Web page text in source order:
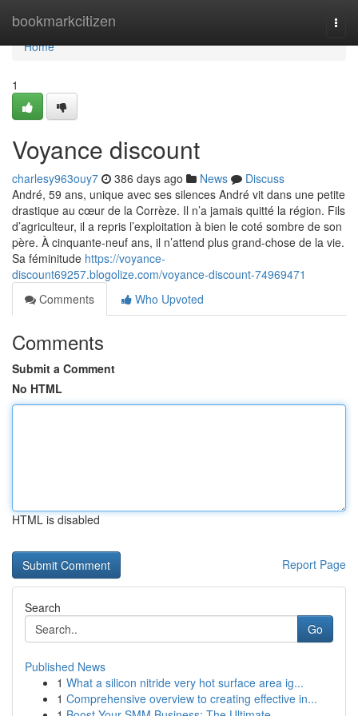
bookmarkcitizen
Home
Home
1
Voyance discount
charlesy963ouy7 386 days ago News
Discuss
André, 59 ans, unique avec ses silences André vit dans une petite
drastique au cœur de la Corrèze. Il n’a jamais quitté la région. Fils
d’agriculteur, il a repris l’exploitation à bien le coté sombre de son
père. À cinquante-neuf ans, il n’attend plus grand-chose de la vie.
Sa féminitude https://voyance-
discount69257.blogolize.com/voyance-discount-74969471
Comments
Who Upvoted
Comments
Submit a Comment
No HTML
HTML is disabled
Report Page
Search
Go
Published News
1 What a silicon nitride very hot surface area ig...
1 Comprehensive overview to creating effective in...